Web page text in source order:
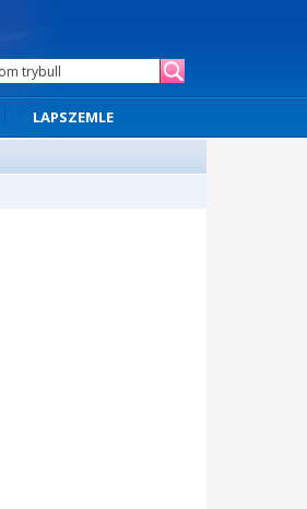
LAPSZEMLE